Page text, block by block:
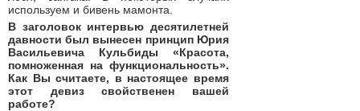
используем и бивень мамонта.
В заголовок интервью десятилетней
давности был вынесен принцип Юрия
Васильевича Кульбиды «Красота,
помноженная на функциональность».
Как Вы считаете, в настоящее время
этот девиз свойственен вашей
работе?